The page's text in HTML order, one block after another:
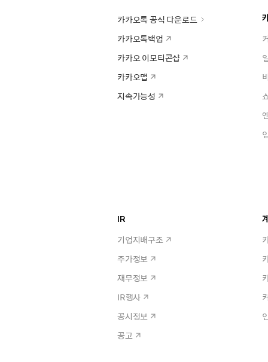
카카오톡 공식 다운로드
카카오톡백업
카카오 이모티콘샵
카카오맵
지속가능성
IR
기업지배구조
주가정보
재무정보
IR행사
공시정보
공고